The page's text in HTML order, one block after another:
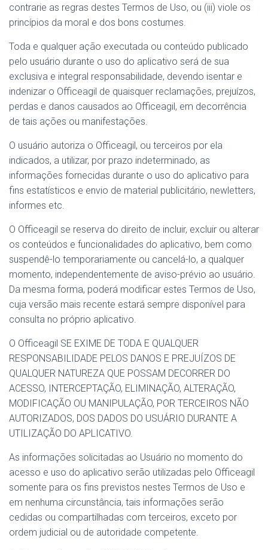
contrarie as regras destes Termos de Uso, ou (iii) viole os
princípios da moral e dos bons costumes.
Toda e qualquer ação executada ou conteúdo publicado
pelo usuário durante o uso do aplicativo será de sua
exclusiva e integral responsabilidade, devendo isentar e
indenizar o Officeagil de quaisquer reclamações, prejuízos,
perdas e danos causados ao Officeagil, em decorrência
de tais ações ou manifestações.
O usuário autoriza o Officeagil, ou terceiros por ela
indicados, a utilizar, por prazo indeterminado, as
informações fornecidas durante o uso do aplicativo para
fins estatísticos e envio de material publicitário, newletters,
informes etc.
O Officeagil se reserva do direito de incluir, excluir ou alterar
os conteúdos e funcionalidades do aplicativo, bem como
suspendê-lo temporariamente ou cancelá-lo, a qualquer
momento, independentemente de aviso-prévio ao usuário.
Da mesma forma, poderá modificar estes Termos de Uso,
cuja versão mais recente estará sempre disponível para
consulta no próprio aplicativo.
O Officeagil SE EXIME DE TODA E QUALQUER
RESPONSABILIDADE PELOS DANOS E PREJUÍZOS DE
QUALQUER NATUREZA QUE POSSAM DECORRER DO
ACESSO, INTERCEPTAÇÃO, ELIMINAÇÃO, ALTERAÇÃO,
MODIFICAÇÃO OU MANIPULAÇÃO, POR TERCEIROS NÃO
AUTORIZADOS, DOS DADOS DO USUÁRIO DURANTE A
UTILIZAÇÃO DO APLICATIVO.
As informações solicitadas ao Usuário no momento do
acesso e uso do aplicativo serão utilizadas pelo Officeagil
somente para os fins previstos nestes Termos de Uso e
em nenhuma circunstância, tais informações serão
cedidas ou compartilhadas com terceiros, exceto por
ordem judicial ou de autoridade competente.